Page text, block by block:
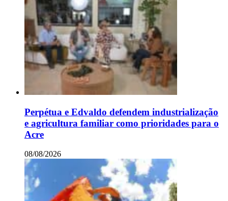
Perpétua e Edvaldo defendem industrialização
e agricultura familiar como prioridades para o
Acre
08/08/2026